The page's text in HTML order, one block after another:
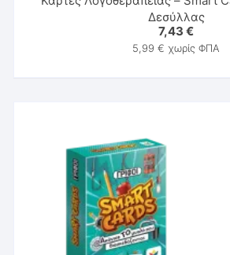
Δεσύλλας
7,43€
5,99€ χωρίς ΦΠΑ